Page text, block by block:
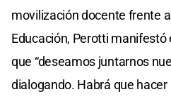
movilización docente frente
Educación, Perotti manifestó
que “deseamos juntarnos
dialogando. Habrá que